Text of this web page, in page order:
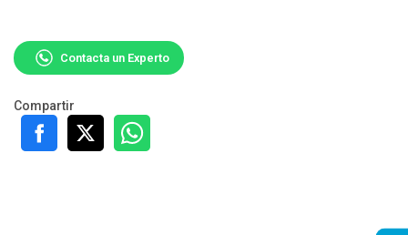
Contacta un Experto
Compartir